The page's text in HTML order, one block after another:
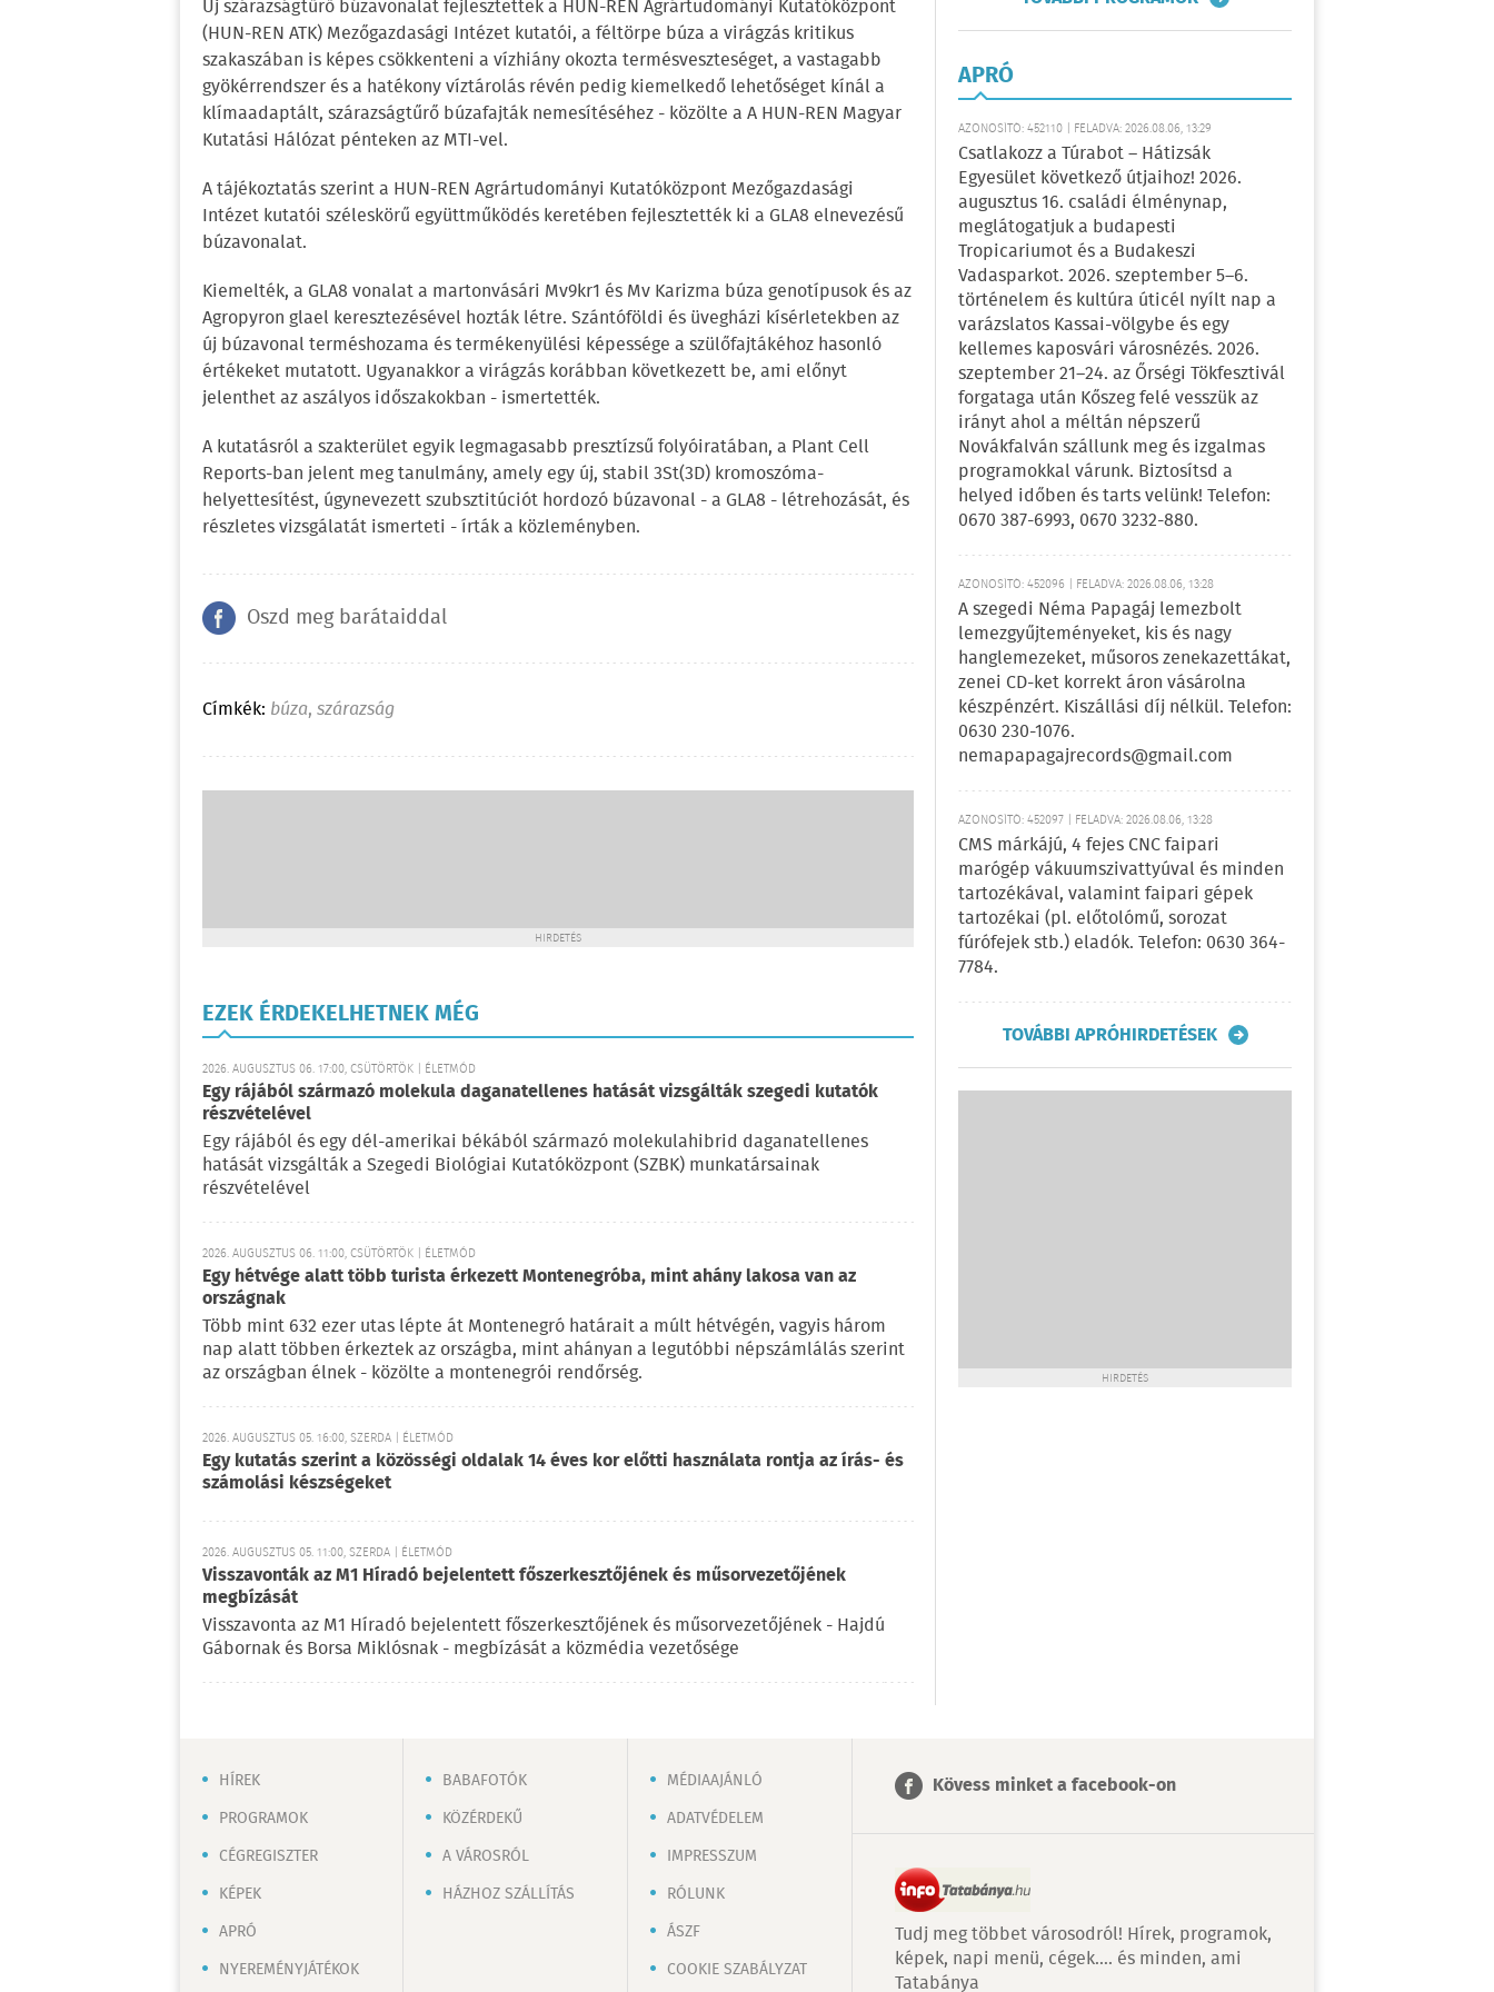
Új szárazságtűrő búzavonalat fejlesztettek a HUN-REN Agrártudományi Kutatóközpont
(HUN-REN ATK) Mezőgazdasági Intézet kutatói, a féltörpe búza a virágzás kritikus
szakaszában is képes csökkenteni a vízhiány okozta termésveszteséget, a vastagabb
gyökérrendszer és a hatékony víztárolás révén pedig kiemelkedő lehetőséget kínál a
klímaadaptált, szárazságtűrő búzafajták nemesítéséhez - közölte a A HUN-REN Magyar
Kutatási Hálózat pénteken az MTI-vel.
A tájékoztatás szerint a HUN-REN Agrártudományi Kutatóközpont Mezőgazdasági
Intézet kutatói széleskörű együttműködés keretében fejlesztették ki a GLA8 elnevezésű
búzavonalat.
Kiemelték, a GLA8 vonalat a martonvásári Mv9kr1 és Mv Karizma búza genotípusok és az
Agropyron glael keresztezésével hozták létre. Szántóföldi és üvegházi kísérletekben az
új búzavonal terméshozama és termékenyülési képessége a szülőfajtákéhoz hasonló
értékeket mutatott. Ugyanakkor a virágzás korábban következett be, ami előnyt
jelenthet az aszályos időszakokban - ismertették.
A kutatásról a szakterület egyik legmagasabb presztízsű folyóiratában, a Plant Cell
Reports-ban jelent meg tanulmány, amely egy új, stabil 3St(3D) kromoszóma-
helyettesítést, úgynevezett szubsztitúciót hordozó búzavonal - a GLA8 - létrehozását, és
részletes vizsgálatát ismerteti - írták a közleményben.
Oszd meg barátaiddal
Címkék: búza, szárazság
HIRDETÉS
EZEK ÉRDEKELHETNEK MÉG
2026. AUGUSZTUS 06. 17:00, CSÜTÖRTÖK | ÉLETMÓD
Egy rájából származó molekula daganatellenes hatását vizsgálták szegedi kutatók
részvételével
Egy rájából és egy dél-amerikai békából származó molekulahibrid daganatellenes
hatását vizsgálták a Szegedi Biológiai Kutatóközpont (SZBK) munkatársainak
részvételével
2026. AUGUSZTUS 06. 11:00, CSÜTÖRTÖK | ÉLETMÓD
Egy hétvége alatt több turista érkezett Montenegróba, mint ahány lakosa van az
országnak
Több mint 632 ezer utas lépte át Montenegró határait a múlt hétvégén, vagyis három
nap alatt többen érkeztek az országba, mint ahányan a legutóbbi népszámlálás szerint
az országban élnek - közölte a montenegrói rendőrség.
2026. AUGUSZTUS 05. 16:00, SZERDA | ÉLETMÓD
Egy kutatás szerint a közösségi oldalak 14 éves kor előtti használata rontja az írás- és
számolási készségeket
2026. AUGUSZTUS 05. 11:00, SZERDA | ÉLETMÓD
Visszavonták az M1 Híradó bejelentett főszerkesztőjének és műsorvezetőjének
megbízását
Visszavonta az M1 Híradó bejelentett főszerkesztőjének és műsorvezetőjének - Hajdú
Gábornak és Borsa Miklósnak - megbízását a közmédia vezetősége
APRÓ
AZONOSÍTÓ: 452110 | FELADVA: 2026.08.06, 13:29
Csatlakozz a Túrabot – Hátizsák
Egyesület következő útjaihoz! 2026.
augusztus 16. családi élménynap,
meglátogatjuk a budapesti
Tropicariumot és a Budakeszi
Vadasparkot. 2026. szeptember 5–6.
történelem és kultúra úticél nyílt nap a
varázslatos Kassai-völgybe és egy
kellemes kaposvári városnézés. 2026.
szeptember 21–24. az Őrségi Tökfesztivál
forgataga után Kőszeg felé vesszük az
irányt ahol a méltán népszerű
Novákfalván szállunk meg és izgalmas
programokkal várunk. Biztosítsd a
helyed időben és tarts velünk! Telefon:
0670 387-6993, 0670 3232-880.
AZONOSÍTÓ: 452096 | FELADVA: 2026.08.06, 13:28
A szegedi Néma Papagáj lemezbolt
lemezgyűjteményeket, kis és nagy
hanglemezeket, műsoros zenekazettákat,
zenei CD-ket korrekt áron vásárolna
készpénzért. Kiszállási díj nélkül. Telefon:
0630 230-1076.
nemapapagajrecords@gmail.com
AZONOSÍTÓ: 452097 | FELADVA: 2026.08.06, 13:28
CMS márkájú, 4 fejes CNC faipari
marógép vákuumszivattyúval és minden
tartozékával, valamint faipari gépek
tartozékai (pl. előtolómű, sorozat
fúrófejek stb.) eladók. Telefon: 0630 364-
7784.
TOVÁBBI APRÓHIRDETÉSEK
HIRDETÉS
HÍREK
PROGRAMOK
CÉGREGISZTER
KÉPEK
APRÓ
NYEREMÉNYJÁTÉKOK
BABAFOTÓK
KÖZÉRDEKŰ
A VÁROSRÓL
HÁZHOZ SZÁLLÍTÁS
MÉDIAAJÁNLÓ
ADATVÉDELEM
IMPRESSZUM
RÓLUNK
ÁSZF
COOKIE SZABÁLYZAT
Kövess minket a facebook-on
Tudj meg többet városodról! Hírek, programok,
képek, napi menü, cégek…. és minden, ami
Tatabánya